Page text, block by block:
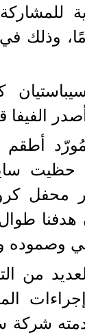
الأولى منذ 52
الفيفا
أطقم
حظيت
محفل
هدفنا
وصموده
من
شركة